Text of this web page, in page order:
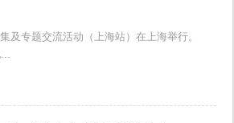
及专题交流活动（上海站）在上海举行。